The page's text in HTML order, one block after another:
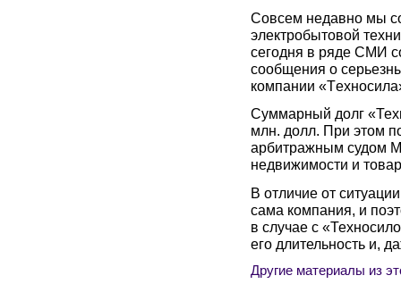
Совсем недавно мы
электробытовой
сегодня в ряде СМИ
сообщения о
компании
Суммарный долг
млн. долл. При этом
арбитражным судом
недвижимости и
В отличие от
сама компания, и
в случае с
его длительность и,
Другие материалы из